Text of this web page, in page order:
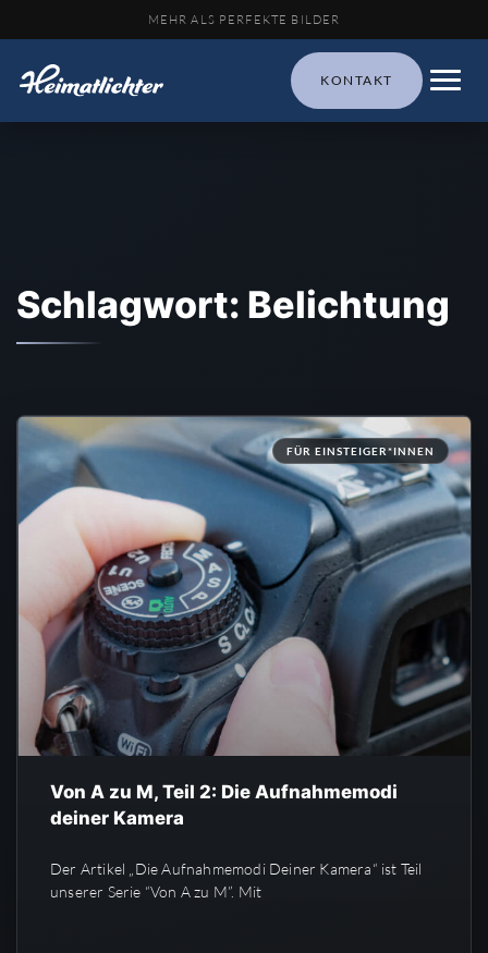
MEHR ALS PERFEKTE BILDER
KONTAKT
Schlagwort: Belichtung
FÜR EINSTEIGER*INNEN
Von A zu M, Teil 2: Die Aufnahmemodi
deiner Kamera
Der Artikel „Die Aufnahmemodi Deiner Kamera“ ist Teil
unserer Serie “Von A zu M”. Mit